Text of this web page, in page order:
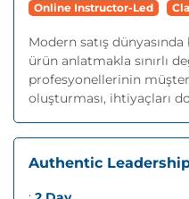
Online Instructor-Led
Modern satış
ürün anlatmakla sınırlı
profesyonellerinin
oluşturması, ihtiyaçları
Authentic